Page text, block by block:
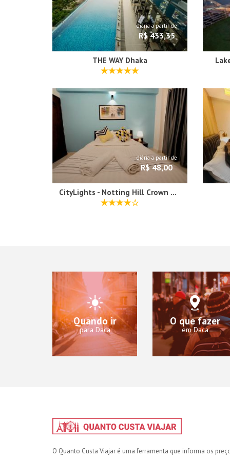
diária a partir de
R$ 433,35
THE WAY Dhaka
diária a partir de
R$ 48,00
CityLights - Notting Hill Crown Collection Gulshan
Quando ir
para Daca
O que fazer
em Daca
O Quanto Custa Viajar é uma ferramenta que informa os